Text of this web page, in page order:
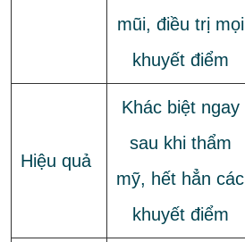
mũi, điều trị mọi
khuyết điểm
Hiệu quả
Khác biệt ngay
sau khi thẩm
mỹ, hết hẳn các
khuyết điểm